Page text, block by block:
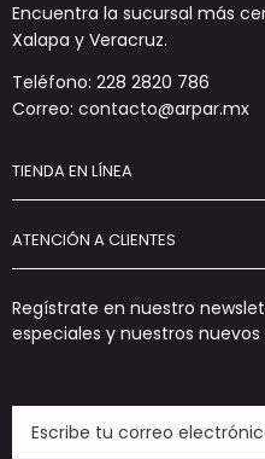
Encuentra la sucursal más
Xalapa y Veracruz.
Teléfono: 228 2820 786
Correo: contacto@arpar.mx
TIENDA EN LÍNEA
ATENCIÓN A CLIENTES
Regístrate en nuestro
especiales y nuestros